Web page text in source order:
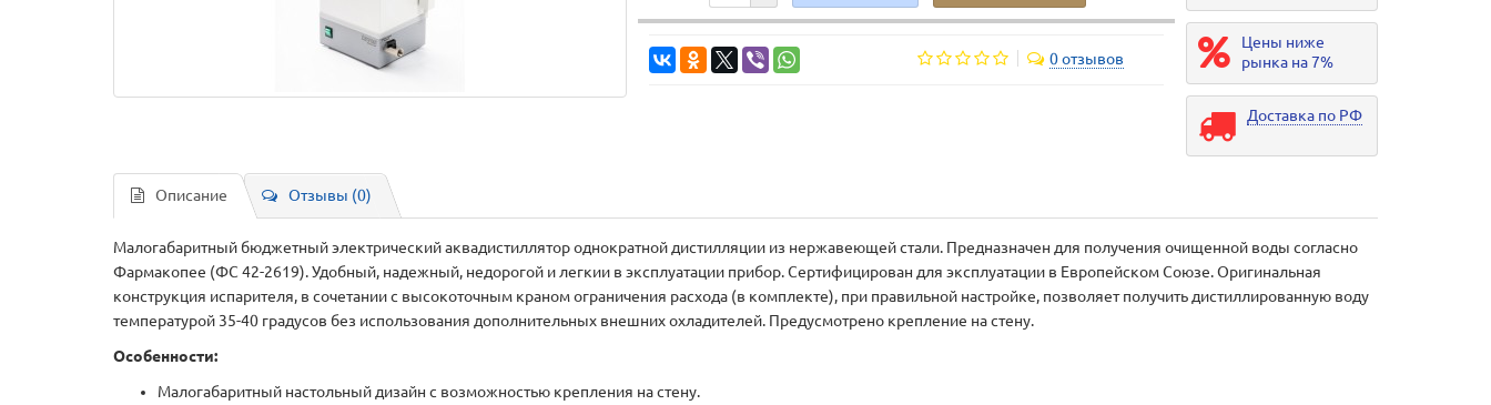
0 отзывов
Цены ниже
рынка на 7%
Доставка по РФ
Описание Отзывы (0)
Малогабаритный бюджетный электрический аквадистиллятор однократной дистилляции из нержавеющей стали. Предназначен для получения очищенной воды согласно
Фармакопее (ФС 42-2619). Удобный, надежный, недорогой и легкии в эксплуатации прибор. Сертифицирован для эксплуатации в Европейском Союзе. Оригинальная
конструкция испарителя, в сочетании с высокоточным краном ограничения расхода (в комплекте), при правильной настройке, позволяет получить дистиллированную воду
температурой 35-40 градусов без использования дополнительных внешних охладителей. Предусмотрено крепление на стену.
Особенности:
Малогабаритный настольный дизайн с возможностью крепления на стену.